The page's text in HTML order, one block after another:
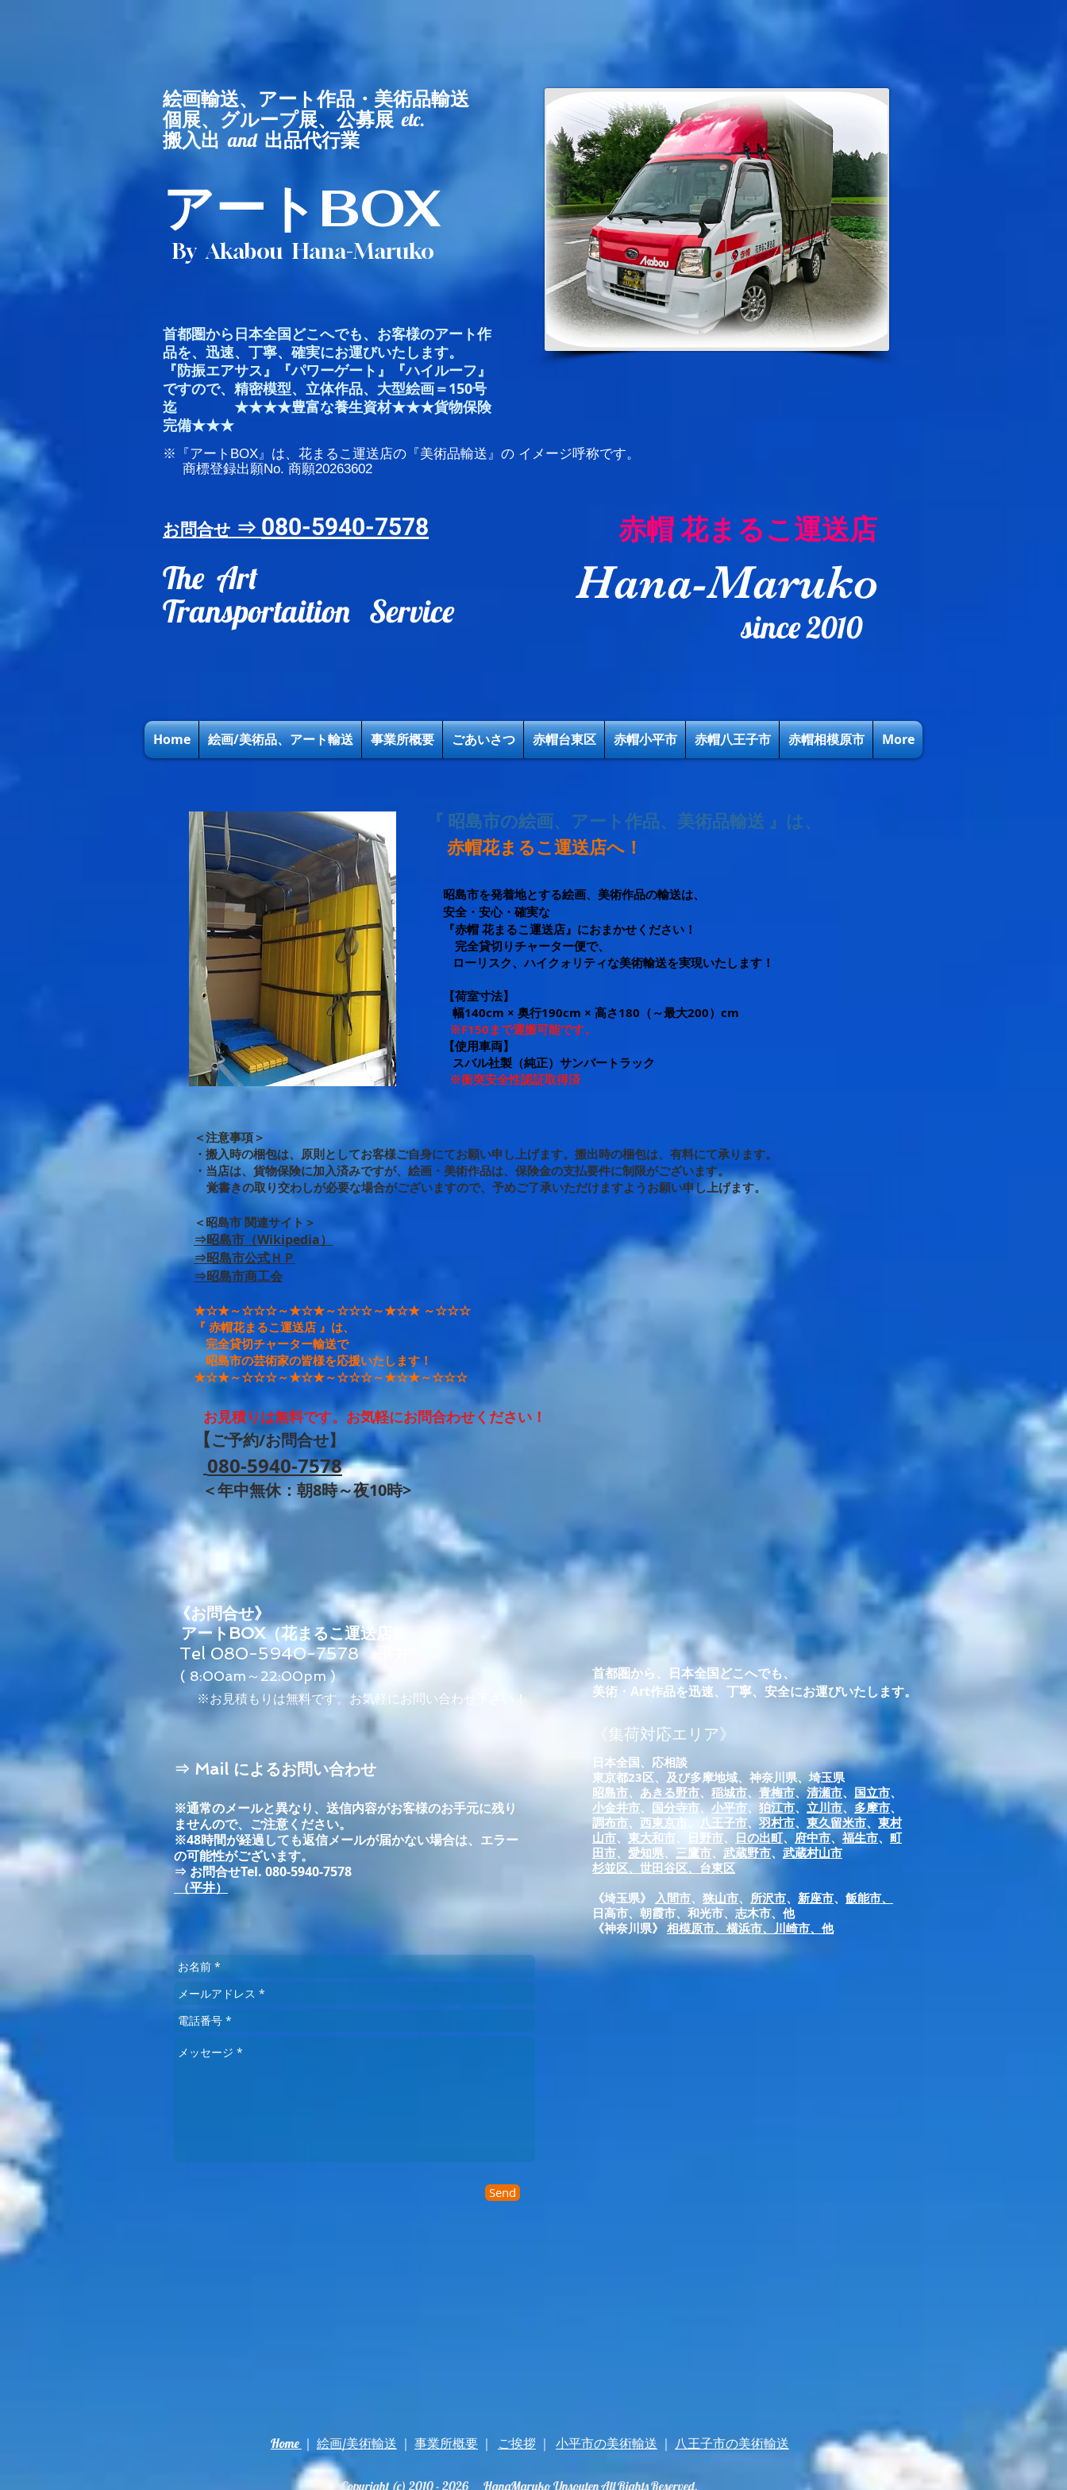
​絵画輸送、アート作品・美術品輸送
個展、グループ展、 公募展etc.
搬入出and 出品代行業
​アートBOX
首都圏から日本全国どこへでも、お客様のアート作
品を、迅速、丁寧、確実にお運びいたします。
『防振エアサス』『パワーゲート』
『ハイルーフ』
ですので、精密模型、立体作品、大型絵画＝150号
迄 ★★★★豊富な養生資材★★★貨物保険
完備★★★
By Akabou Hana-Maruko
※『アート​BOX』は、花まるこ運送店の『美術品輸送』の イメージ呼称です。
商標登録出願No. 商願20263602
お問合せ ⇒ 080-5940-7578
The Art
Transportaition Service
赤帽 花まるこ運送店
Hana-Maruko
since2010
Home 絵画/美術品、アート輸送 事業所概要 ごあいさつ 赤帽台東区 赤帽小平市 赤帽八王子市 赤帽相模原市 More
​『 昭島市の絵画、アート作品、美術品輸送 』は、
​ 赤帽花まるこ運送店へ！
昭島市を発着地とする絵画、美術作品の輸送は、
安全・安心・確実な
『赤帽 花まるこ運送店』におまかせください！
完全貸切りチャーター便で、
ローリスク、ハイクォリティな美術輸送を実現いたします！
【荷室寸法】
幅140cm × 奥行190cm × 高さ180（～最大200）cm
※F150まで運搬可能です。
【使用車両】
スバル社製（純正）サンバートラック
※衝突安全性認証取得済
＜注意事項＞
・ 搬入時の梱包は、原則としてお客様ご自身にてお願い申し上げます。 搬出時の梱包は、有料にて承ります。
・当店は、貨物保険に加入済みですが、絵画・美術作品は、保険金の支払要件に制限がございます。
覚書きの取り交わしが必要な場合がございますので、予めご了承いただけますようお願い申し上げます。
＜昭島市 関連サイト＞
⇒昭島市（Wikipedia）
⇒昭島市公式ＨＰ
⇒昭島市商工会
★☆★～☆☆☆～★☆★～☆☆☆～★☆★ ～☆☆☆
『 赤帽花まるこ運送店 』は、
​ 完全貸切チャーター輸送で
昭島市の芸術家の皆様を応援いたします！
★☆★～☆☆☆～★☆★～☆☆☆～★☆★～☆☆☆
お見積りは無料です。お気軽にお問合わせください！
【ご予約/お問合せ】
080-5940-7578
＜年中無休：朝8時～夜10時>
​※通常のメールと異なり、送信内容がお客様のお手元に残り
ませんので、ご注意ください。
※48時間が経過しても返信メールが届かない場合は、エラー
の可能性がございます。
⇒ お問合せTel. 080-5940-7578
（平井）
首都圏から、日本全国どこへでも、
美術・Art作品を迅速、丁寧、安全にお運びいたします。
​日本全国、応相談
東京都23区、及び多摩地域、神奈川県、埼玉県
昭島市、 あきる野市、 稲城市、 青梅市、清瀬市、 国立市、
小金井市、 国分寺市、 小平市、 狛江市、 立川市、 多摩市、
調布市、 西東京市、 八王子市、羽村市、 東久留米市、 東村
山市、 東大和市、 日野市、 日の出町、 府中市、 福生市、 町
田市、 愛知県、 三鷹市、 武蔵野市、 武蔵村山市
杉並区、 世田谷区、 ​台東区
《埼玉県》 入間市、 狭山市、 所沢市、 新座市、 飯能市、
日高市、朝霞市、和光市、志木市、他
《神奈川県》 ​ 相模原市、横浜市、川崎市、他
​《集荷対応エリア》
​《お問合せ》
アートBOX（花まるこ運送店）
Tel 080-5940-7578 平井
( 8:00am～22:00pm )
​⇒ Mail によるお問い合わせ
​※お見積もりは無料です。お気軽にお問い合わせ下さい！
Send
Home ｜ 絵画/美術輸送 ｜ 事業所概要 ｜ ご挨拶 ｜ 小平市の美術輸送 ｜ 八王子市の美術輸送
Copyright (c) 2010 - 2026 HanaMaruko Unsouten All Rights Reserved.